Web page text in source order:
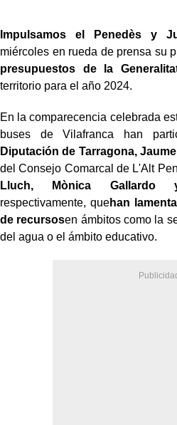
Impulsamos el Penedès y
miércoles en rueda de prensa su
presupuestos de la
territorio para el año 2024.
En la comparecencia celebrada
buses de Vilafranca han
Diputación de Tarragona,
del Consejo Comarcal de L'Alt
Lluch, Mònica Gallardo
respectivamente, quehan
de recursosen ámbitos como la
del agua o el ámbito educativo.